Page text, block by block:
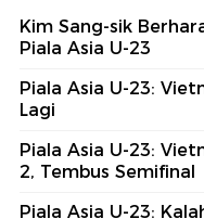
Kim Sang-sik
Piala Asia U-23
Piala Asia U-23:
Lagi
Piala Asia U-23:
2, Tembus Semifinal
Piala Asia U-23: